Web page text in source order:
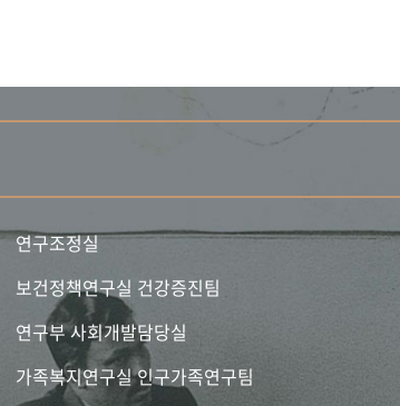
연구조정실
보건정책연구실 건강증진팀
연구부 사회개발담당실
가족복지연구실 인구가족연구팀